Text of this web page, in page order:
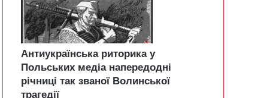
Антиукраїнська риторика у
Польських медіа напередодні
річниці так званої Волинської
трагедії